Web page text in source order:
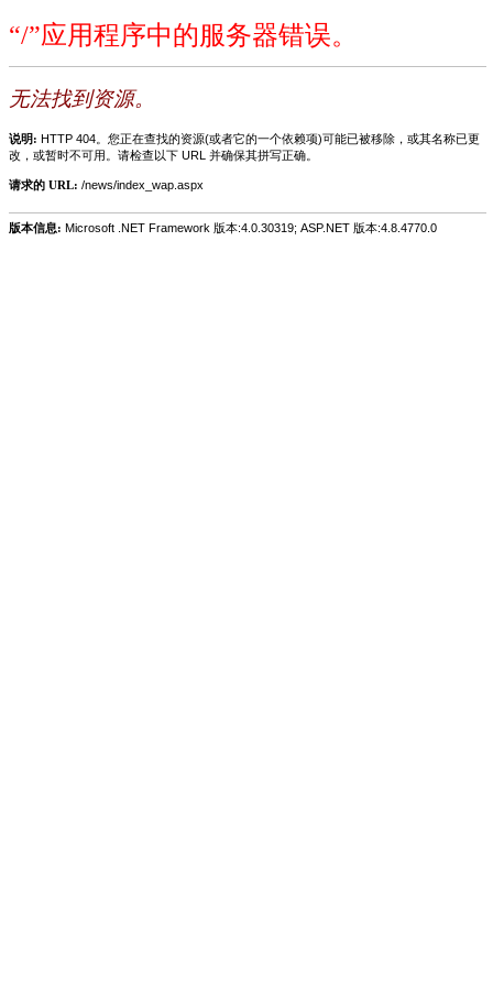
“/”应用程序中的服务器错误。
无法找到资源。
说明: HTTP 404。您正在查找的资源(或者它的一个依赖项)可能已被移除，或其名称已更
改，或暂时不可用。请检查以下 URL 并确保其拼写正确。
请求的 URL: /news/index_wap.aspx
版本信息: Microsoft .NET Framework 版本:4.0.30319; ASP.NET 版本:4.8.4770.0